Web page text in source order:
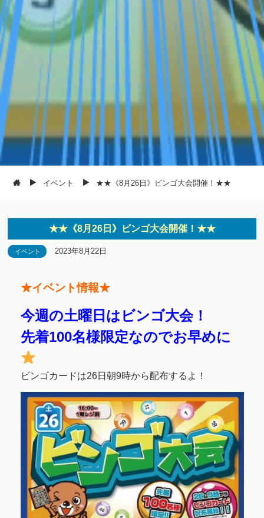
イベント ★★《8月26日》ビンゴ大会開催！★★
★★《8月26日》ビンゴ大会開催！★★
イベント 2023年8月22日
★イベント情報★
今週の土曜日はビンゴ大会！
先着100名様限定なのでお早めに
ビンゴカードは26日朝9時から配布するよ！